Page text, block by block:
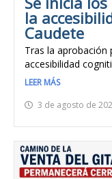
la
Caudete
Tras la aprobación
accesibilidad
LEER MÁS
3 de agosto de